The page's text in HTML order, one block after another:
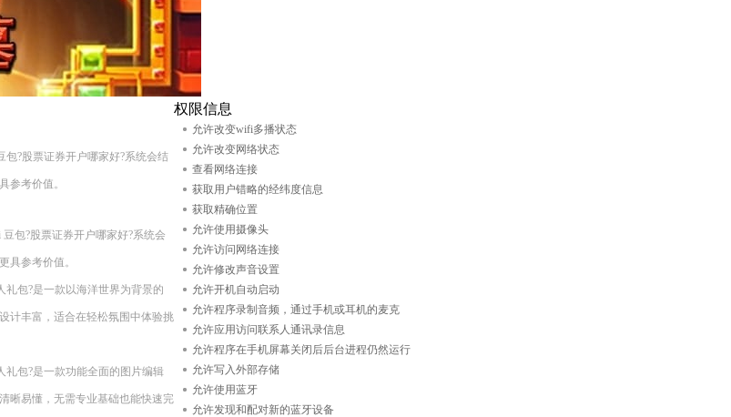
包?股票证券开户哪家好?系统会结
参考价值。
豆包?股票证券开户哪家好?系统会
具参考价值。
礼包?是一款以海洋世界为背景的
计丰富，适合在轻松氛围中体验挑
礼包?是一款功能全面的图片编辑
晰易懂，无需专业基础也能快速完
权限信息
允许改变wifi多播状态
允许改变网络状态
查看网络连接
获取用户错略的经纬度信息
获取精确位置
允许使用摄像头
允许访问网络连接
允许修改声音设置
允许开机自动启动
允许程序录制音频，通过手机或耳机的麦克
允许应用访问联系人通讯录信息
允许程序在手机屏幕关闭后后台进程仍然运行
允许写入外部存储
允许使用蓝牙
允许发现和配对新的蓝牙设备